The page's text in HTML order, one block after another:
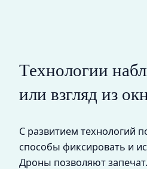
Технологии
или взгляд из
С развитием технологий
способы фиксировать и
Дроны позволяют